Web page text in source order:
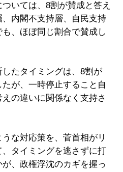
いては、8割が賛成と答え
内閣不支持層、自民支持
、ほぼ同じ割合で賛成し
たタイミングは、8割が
たが、一時停止すること自
の違いに関係なく支持さ
な対応策を、菅首相がリ
タイミングを逃さずに打
、政権浮沈のカギを握っ